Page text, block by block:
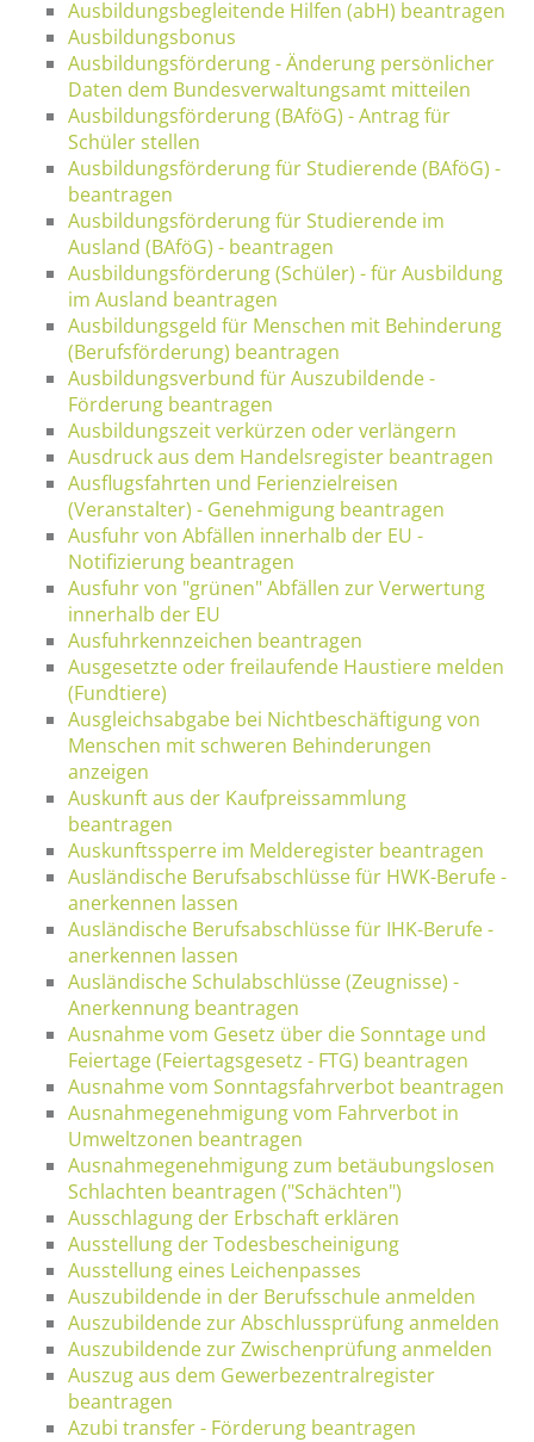
Ausbildungsbegleitende Hilfen (abH) beantragen
Ausbildungsbonus
Ausbildungsförderung - Änderung persönlicher
Daten dem Bundesverwaltungsamt mitteilen
Ausbildungsförderung (BAföG) - Antrag für
Schüler stellen
Ausbildungsförderung für Studierende (BAföG) -
beantragen
Ausbildungsförderung für Studierende im
Ausland (BAföG) - beantragen
Ausbildungsförderung (Schüler) - für Ausbildung
im Ausland beantragen
Ausbildungsgeld für Menschen mit Behinderung
(Berufsförderung) beantragen
Ausbildungsverbund für Auszubildende -
Förderung beantragen
Ausbildungszeit verkürzen oder verlängern
Ausdruck aus dem Handelsregister beantragen
Ausflugsfahrten und Ferienzielreisen
(Veranstalter) - Genehmigung beantragen
Ausfuhr von Abfällen innerhalb der EU -
Notifizierung beantragen
Ausfuhr von "grünen" Abfällen zur Verwertung
innerhalb der EU
Ausfuhrkennzeichen beantragen
Ausgesetzte oder freilaufende Haustiere melden
(Fundtiere)
Ausgleichsabgabe bei Nichtbeschäftigung von
Menschen mit schweren Behinderungen
anzeigen
Auskunft aus der Kaufpreissammlung
beantragen
Auskunftssperre im Melderegister beantragen
Ausländische Berufsabschlüsse für HWK-Berufe -
anerkennen lassen
Ausländische Berufsabschlüsse für IHK-Berufe -
anerkennen lassen
Ausländische Schulabschlüsse (Zeugnisse) -
Anerkennung beantragen
Ausnahme vom Gesetz über die Sonntage und
Feiertage (Feiertagsgesetz - FTG) beantragen
Ausnahme vom Sonntagsfahrverbot beantragen
Ausnahmegenehmigung vom Fahrverbot in
Umweltzonen beantragen
Ausnahmegenehmigung zum betäubungslosen
Schlachten beantragen ("Schächten")
Ausschlagung der Erbschaft erklären
Ausstellung der Todesbescheinigung
Ausstellung eines Leichenpasses
Auszubildende in der Berufsschule anmelden
Auszubildende zur Abschlussprüfung anmelden
Auszubildende zur Zwischenprüfung anmelden
Auszug aus dem Gewerbezentralregister
beantragen
Azubi transfer - Förderung beantragen